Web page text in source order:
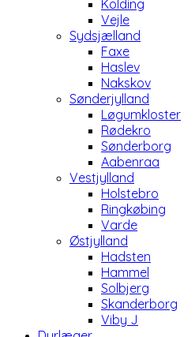
Kolding
Vejle
Sydsjælland
Faxe
Haslev
Nakskov
Sønderjylland
Løgumkloster
Rødekro
Sønderborg
Aabenraa
Vestjylland
Holstebro
Ringkøbing
Varde
Østjylland
Hadsten
Hammel
Solbjerg
Skanderborg
Viby J